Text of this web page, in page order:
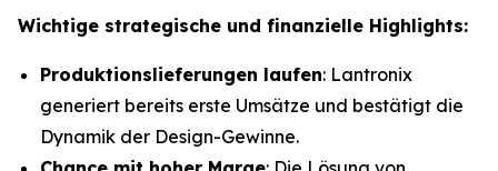
Wichtige strategische und finanzielle Highlights:
Produktionslieferungen laufen: Lantronix
generiert bereits erste Umsätze und bestätigt die
Dynamik der Design-Gewinne.